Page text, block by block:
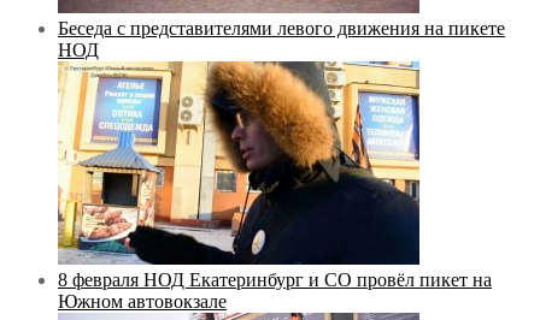
Беседа с представителями левого движения на пикете
НОД
8 февраля НОД Екатеринбург и СО провёл пикет на
Южном автовокзале